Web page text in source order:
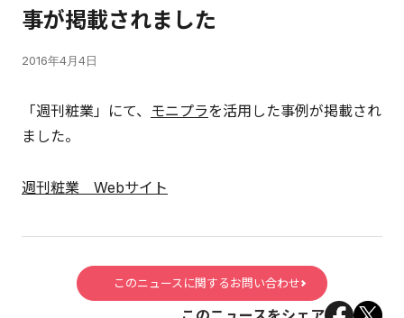
事が掲載されました
2016年4月4日
「週刊粧業」にて、 モニプラを活用した事例が掲載され
ました。
週刊粧業 Webサイト
このニュースに関するお問い合わせ